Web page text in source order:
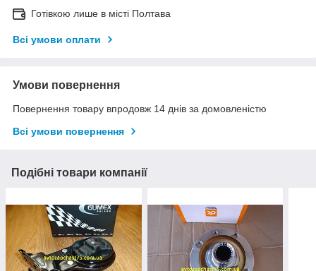
Готівкою лише в місті Полтава
Всі умови оплати
Умови повернення
Повернення товару впродовж 14 днів за домовленістю
Всі умови повернення
Подібні товари компанії